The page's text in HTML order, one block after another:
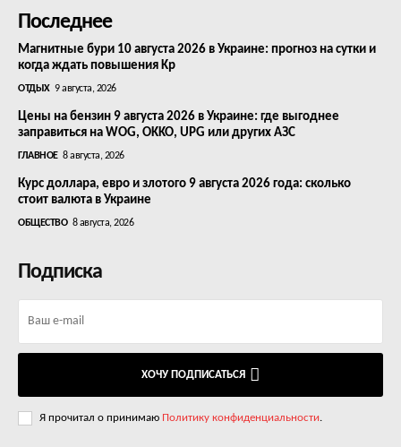
Последнее
Магнитные бури 10 августа 2026 в Украине: прогноз на сутки и
когда ждать повышения Kp
ОТДЫХ 9 августа, 2026
Цены на бензин 9 августа 2026 в Украине: где выгоднее
заправиться на WOG, OKKO, UPG или других АЗС
ГЛАВНОЕ 8 августа, 2026
Курс доллара, евро и злотого 9 августа 2026 года: сколько
стоит валюта в Украине
ОБЩЕСТВО 8 августа, 2026
Подписка
ХОЧУ ПОДПИСАТЬСЯ
Я прочитал о принимаю Политику конфиденциальности.